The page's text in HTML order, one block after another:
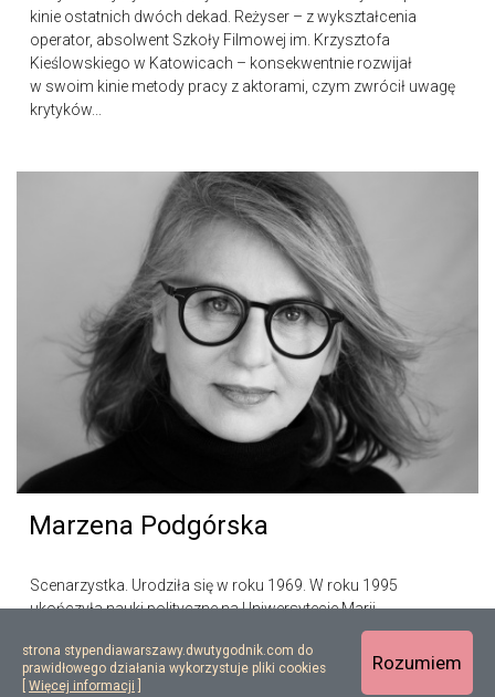
kinie ostatnich dwóch dekad. Reżyser – z wykształcenia
operator, absolwent Szkoły Filmowej im. Krzysztofa
Kieślowskiego w Katowicach – konsekwentnie rozwijał
w swoim kinie metody pracy z aktorami, czym zwrócił uwagę
krytyków...
Marzena Podgórska
Scenarzystka. Urodziła się w roku 1969. W roku 1995
ukończyła nauki polityczne na Uniwersytecie Marii
Skłodowskiej-Curie w Lublinie, a pięć lat później dziennikarstwo
na Uniwersytecie Warszawskim...
strona stypendiawarszawy.dwutygodnik.com do
prawidłowego działania wykorzystuje pliki cookies
Więcej informacji
Rozumiem